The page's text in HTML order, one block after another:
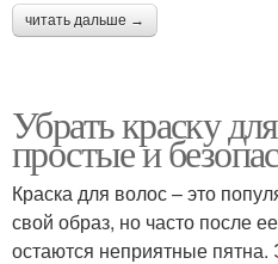
читать дальше →
Убрать краску
простые и
Краска для волос – это
свой образ, но часто после
остаются неприятные пятна.